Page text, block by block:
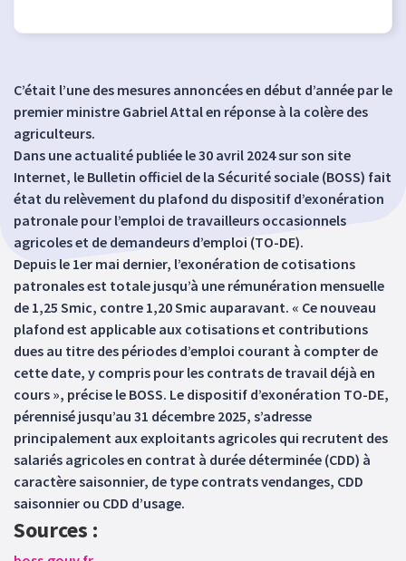
C’était l’une des mesures annoncées en début d’année par le
premier ministre Gabriel Attal en réponse à la colère des
agriculteurs.
Dans une actualité publiée le 30 avril 2024 sur son site
Internet, le Bulletin officiel de la Sécurité sociale (BOSS) fait
état du relèvement du plafond du dispositif d’exonération
patronale pour l’emploi de travailleurs occasionnels
agricoles et de demandeurs d’emploi (TO-DE).
Depuis le 1er mai dernier, l’exonération de cotisations
patronales est totale jusqu’à une rémunération mensuelle
de 1,25 Smic, contre 1,20 Smic auparavant. « Ce nouveau
plafond est applicable aux cotisations et contributions
dues au titre des périodes d’emploi courant à compter de
cette date, y compris pour les contrats de travail déjà en
cours », précise le BOSS. Le dispositif d’exonération TO-DE,
pérennisé jusqu’au 31 décembre 2025, s’adresse
principalement aux exploitants agricoles qui recrutent des
salariés agricoles en contrat à durée déterminée (CDD) à
caractère saisonnier, de type contrats vendanges, CDD
saisonnier ou CDD d’usage.
Sources :